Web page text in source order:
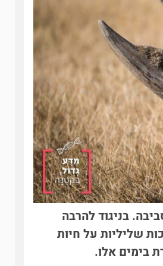
בניגוד להרבה
שליליות על חיות
בימים אלו.